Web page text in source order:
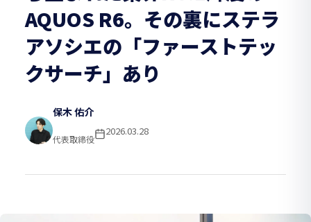
AQUOS R6。その裏にステラ
アソシエの「ファーストテッ
クサーチ」あり
保木 佑介
代表取締役
2026.03.28